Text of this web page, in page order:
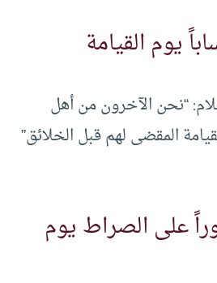
“نحن الآخرون من أهل
المقضى لهم قبل الخلائق”
على الصراط يوم